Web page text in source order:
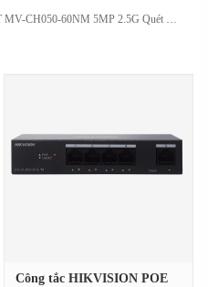
60NM 5MP 2.5G Quét Diện Tích Đơn Sắc
Công tắc HIKVISION POE